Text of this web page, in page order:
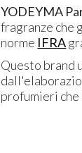
YODEYMA
fragranze che
norme IFRA
Questo brand
profumieri